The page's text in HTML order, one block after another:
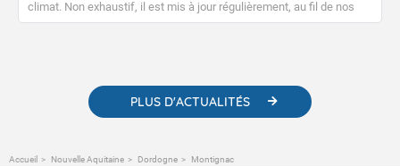
climat. Non exhaustif, il est mis à jour régulièrement, au fil de nos
publications. Vous y trouverez également des liens utiles vers nos
PLUS D'ACTUALITÉS
Accueil Nouvelle Aquitaine Dordogne Montignac